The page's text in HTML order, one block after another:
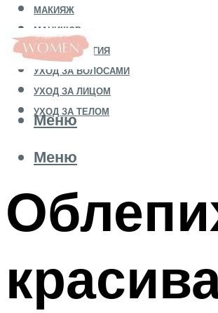
МАКИЯЖ
МАНИКЮР
КОСМЕТОЛОГИЯ
УХОД ЗА ВОЛОСАМИ
УХОД ЗА ЛИЦОМ
УХОД ЗА ТЕЛОМ
Меню
Меню